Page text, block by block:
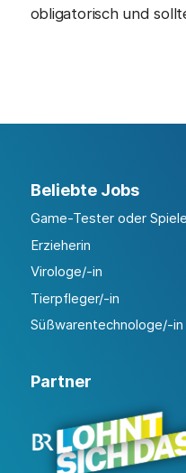
obligatorisch und
Beliebte Jobs
Game-Tester oder
Erzieherin
Virologe/-in
Tierpfleger/-in
Süßwarentechnologe/-in
Partner